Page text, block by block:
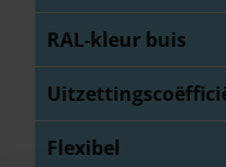
RAL-kleur buis
Flexibel